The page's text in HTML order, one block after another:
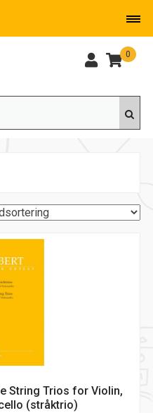
0
String Trios for Violin,
(stråktrio)